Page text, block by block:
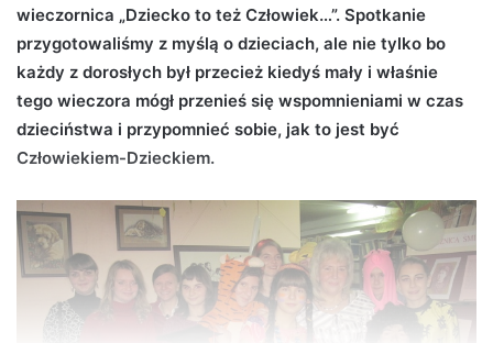
i
l
wieczornica „Dziecko to też Człowiek…”. Spotkanie
przygotowaliśmy z myślą o dzieciach, ale nie tylko bo
każdy z dorosłych był przecież kiedyś mały i właśnie
tego wieczora mógł przenieś się wspomnieniami w czas
dzieciństwa i przypomnieć sobie, jak to jest być
Człowiekiem-Dzieckiem.